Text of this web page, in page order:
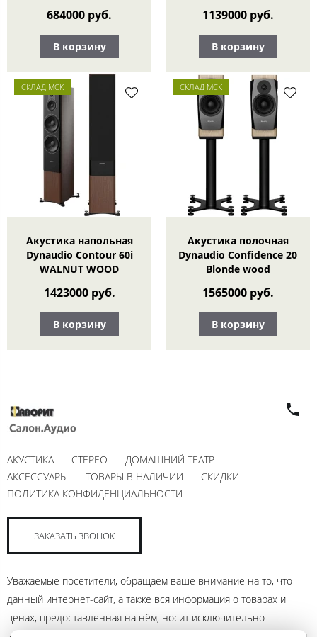
684000 руб.
В корзину
1139000 руб.
В корзину
СКЛАД МСК
Акустика напольная
Dynaudio Contour 60i
WALNUT WOOD
1423000 руб.
В корзину
СКЛАД МСК
Акустика полочная
Dynaudio Confidence 20
Blonde wood
1565000 руб.
В корзину
АКУСТИКА СТЕРЕО
ДОМАШНИЙ ТЕАТР
АКСЕССУАРЫ
ТОВАРЫ В НАЛИЧИИ
СКИДКИ
ПОЛИТИКА КОНФИДЕНЦИАЛЬНОСТИ
ЗАКАЗАТЬ ЗВОНОК
Уважаемые посетители, обращаем ваше внимание на то, что
данный интернет-сайт, а также вся информация о товарах и
ценах, предоставленная на нём, носит исключительно